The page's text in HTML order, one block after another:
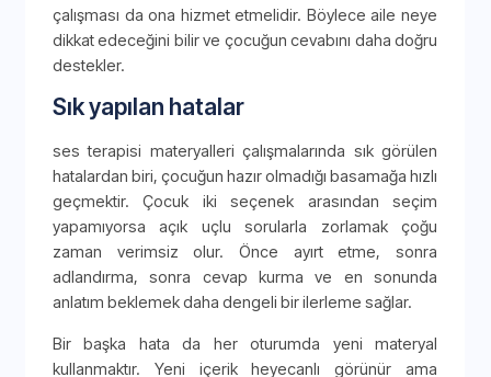
çalışması da ona hizmet etmelidir. Böylece aile neye
dikkat edeceğini bilir ve çocuğun cevabını daha doğru
destekler.
Sık yapılan hatalar
ses terapisi materyalleri çalışmalarında sık görülen
hatalardan biri, çocuğun hazır olmadığı basamağa hızlı
geçmektir. Çocuk iki seçenek arasından seçim
yapamıyorsa açık uçlu sorularla zorlamak çoğu
zaman verimsiz olur. Önce ayırt etme, sonra
adlandırma, sonra cevap kurma ve en sonunda
anlatım beklemek daha dengeli bir ilerleme sağlar.
Bir başka hata da her oturumda yeni materyal
kullanmaktır. Yeni içerik heyecanlı görünür ama